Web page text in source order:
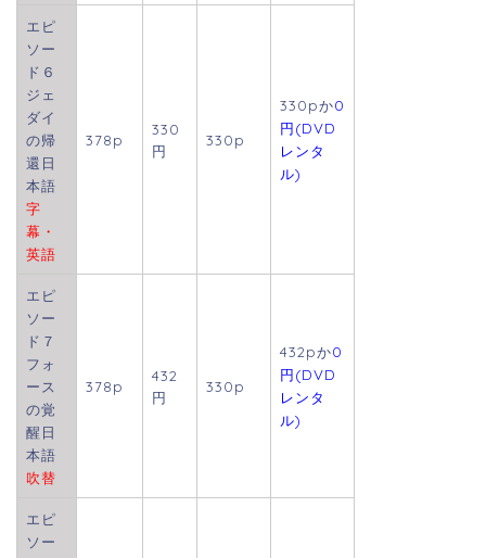
エピ
ソー
ド６
ジェ
ダイ
の帰
還日
本語
字
幕・
英語
378p
330
円
330p
330pか0
円(DVD
レンタ
ル)
エピ
ソー
ド７
フォ
ース
の覚
醒日
本語
吹替
378p
432
円
330p
432pか0
円(DVD
レンタ
ル)
エピ
ソー